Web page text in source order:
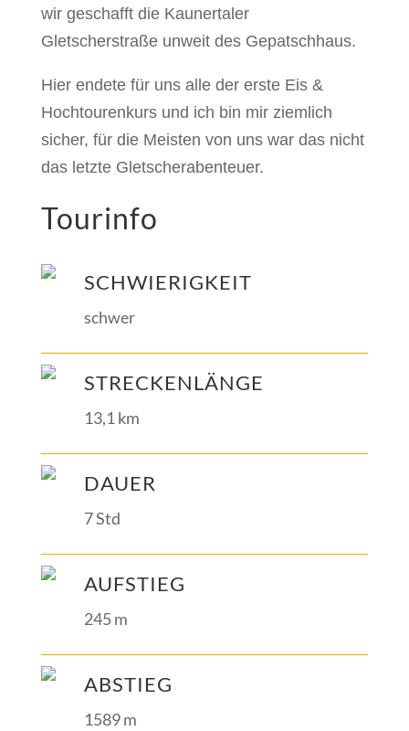
wir geschafft die Kaunertaler
Gletscherstraße unweit des Gepatschhaus.
Hier endete für uns alle der erste Eis &
Hochtourenkurs und ich bin mir ziemlich
sicher, für die Meisten von uns war das nicht
das letzte Gletscherabenteuer.
Tourinfo
SCHWIERIGKEIT
schwer
STRECKENLÄNGE
13,1 km
DAUER
7 Std
AUFSTIEG
245 m
ABSTIEG
1589 m